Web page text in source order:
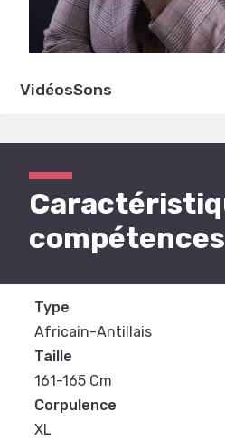
VidéosSons
compétences
Type
Africain-Antillais
Taille
161-165 Cm
Corpulence
XL